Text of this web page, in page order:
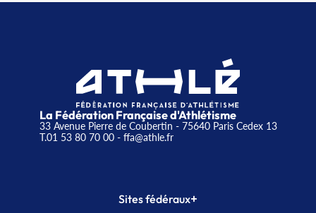
La Fédération Française d'Athlétisme
33 Avenue Pierre de Coubertin - 75640 Paris Cedex 13
T.01 53 80 70 00- ffa@athle.fr
Sites fédéraux+